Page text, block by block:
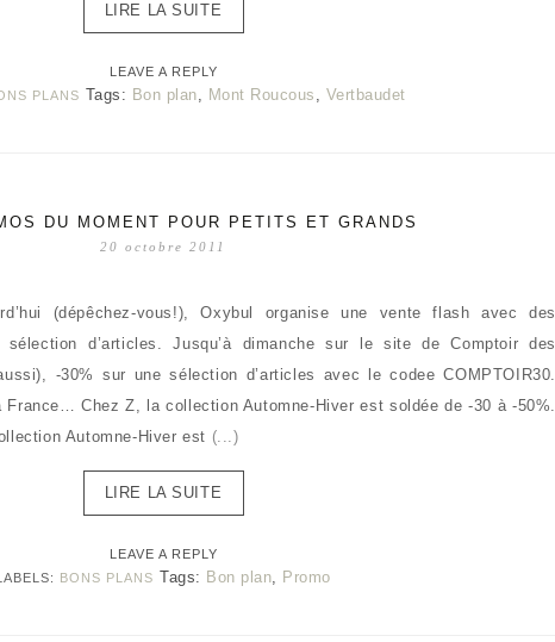
LIRE LA SUITE
LEAVE A REPLY
PLANS Tags: Bon plan, Mont Roucous , Vertbaudet
DU MOMENT POUR PETITS ET GRANDS
20 octobre 2011
(dépêchez-vous!), Oxybul organise une vente flash avec des
d’articles. Jusqu’à dimanche sur le site de Comptoir des
-30% sur une sélection d’articles avec le codee COMPTOIR30.
France… Chez Z, la collection Automne-Hiver est soldée de -30 à -50%.
Automne-Hiver est (...)
LIRE LA SUITE
LEAVE A REPLY
BONS PLANS Tags: Bon plan, Promo